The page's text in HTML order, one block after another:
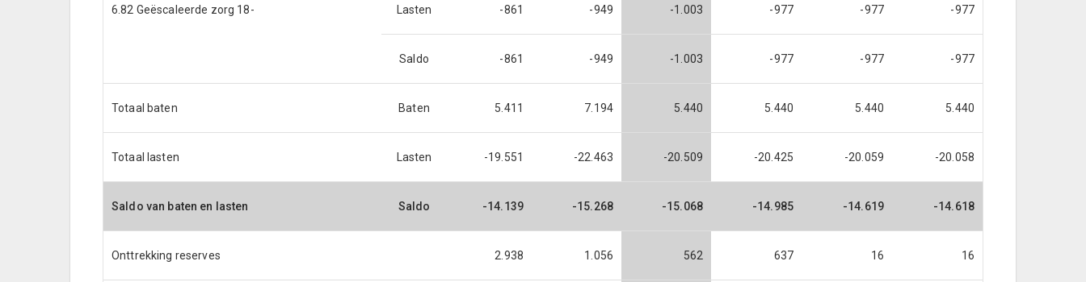
6.82 Geëscaleerde zorg 18- Lasten -861 -949 -1.003 -977 -977 -977
Saldo -861 -949 -1.003 -977 -977 -977
Totaal baten Baten 5.411 7.194 5.440 5.440 5.440 5.440
Totaal lasten Lasten -19.551 -22.463 -20.509 -20.425 -20.059 -20.058
Saldo van baten en lasten Saldo -14.139 -15.268 -15.068 -14.985 -14.619 -14.618
Onttrekking reserves 2.938 1.056 562 637 16 16